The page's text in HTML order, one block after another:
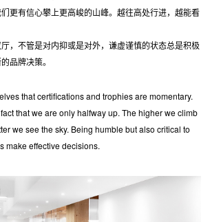
更有信心攀上更高峻的山峰。越往高处行进，越能看
，不管是对内抑或是对外，谦虚谨慎的状态总是积极
品牌决策。
that certifications and trophies are momentary.
that we are only halfway up. The higher we climb
we see the sky. Being humble but also critical to
make effective decisions.